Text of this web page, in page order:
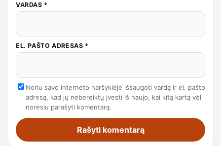
VARDAS *
EL. PAŠTO ADRESAS *
Noriu savo interneto naršyklėje išsaugoti vardą ir el. pašto
adresą, kad jų nebereiktų įvesti iš naujo, kai kitą kartą vėl
norėsiu parašyti komentarą.